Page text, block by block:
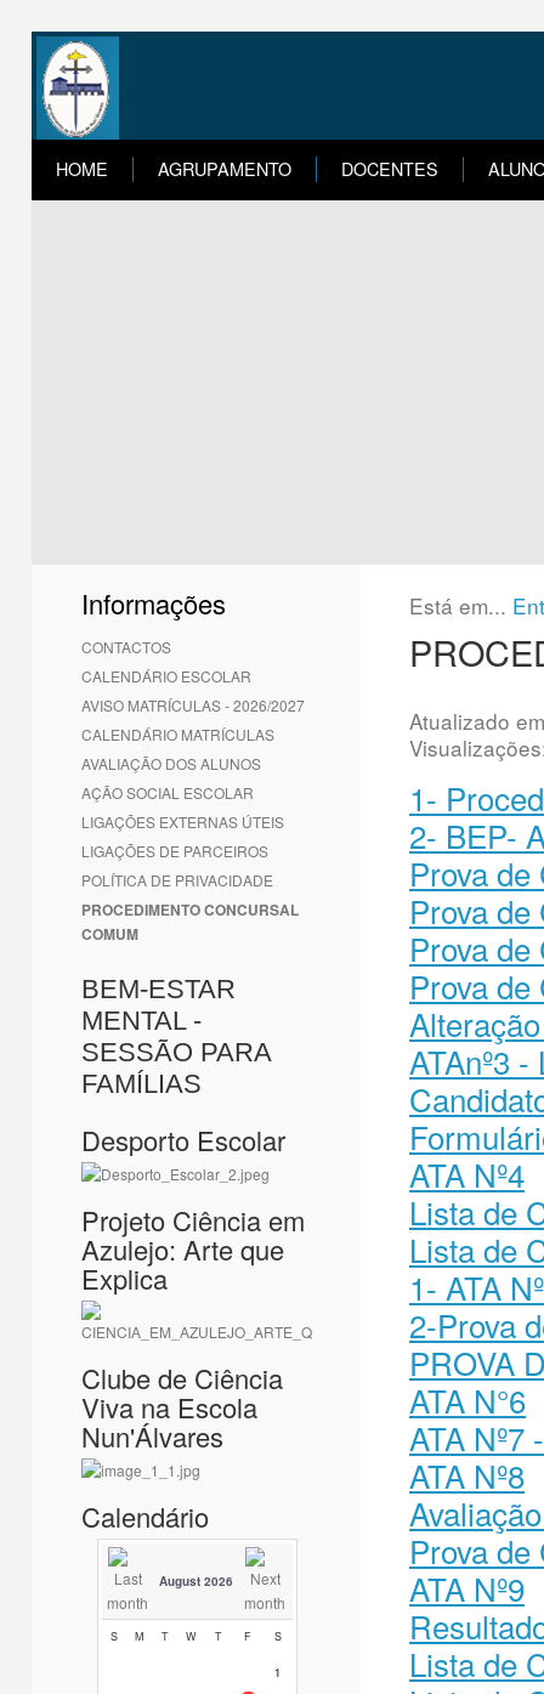
HOME AGRUPAMENTO DOCENTES
Informações
CONTACTOS
CALENDÁRIO ESCOLAR
AVISO MATRÍCULAS - 2026/2027
CALENDÁRIO MATRÍCULAS
AVALIAÇÃO DOS ALUNOS
AÇÃO SOCIAL ESCOLAR
LIGAÇÕES EXTERNAS ÚTEIS
LIGAÇÕES DE PARCEIROS
POLÍTICA DE PRIVACIDADE
PROCEDIMENTO CONCURSAL
COMUM
BEM-ESTAR
MENTAL -
SESSÃO PARA
FAMÍLIAS
Desporto Escolar
Projeto Ciência em
Azulejo: Arte que
Explica
Clube de Ciência
Viva na Escola
Nun'Álvares
Calendário
August 2026
S M T W T F S
1
Está em...
Atualizado
1-
2- BEP-
Prova
Prova
Prova
Prova
ATAnº3
ATA Nº4
Lista de
Lista de
1- ATA
2-Prova
PROVA
ATA N°6
ATA Nº7
ATA Nº8
Prova
ATA Nº9
Lista de